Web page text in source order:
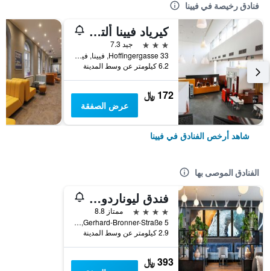
فنادق رخيصة في فيينا
كيرياد فيينا ألتمانسدورف
3 نجوم
جيد 7.3
Hoffingergasse 33, فيينا, فيينا, النمسا
6.2 كيلومتر عن وسط المدينة
172 ﷼
عرض الصفقة
شاهد أرخص الفنادق في فيينا
الفنادق الموصى بها
فندق ليوناردو فيينا هابتبانهوف
4 نجوم
ممتاز 8.8
Gerhard-Bronner-Straße 5, فيينا, فيينا, النمسا
2.9 كيلومتر عن وسط المدينة
393 ﷼